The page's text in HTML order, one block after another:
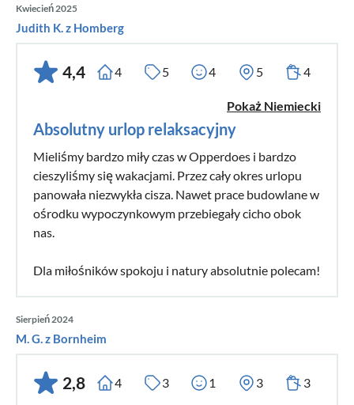
Kwiecień 2025
Judith K. z Homberg
4,4 4 5 4 5 4
Pokaż Niemiecki
Absolutny urlop relaksacyjny
Mieliśmy bardzo miły czas w Opperdoes i bardzo
cieszyliśmy się wakacjami. Przez cały okres urlopu
panowała niezwykła cisza. Nawet prace budowlane w
ośrodku wypoczynkowym przebiegały cicho obok
nas.
Dla miłośników spokoju i natury absolutnie polecam!
Sierpień 2024
M. G. z Bornheim
2,8 4 3 1 3 3